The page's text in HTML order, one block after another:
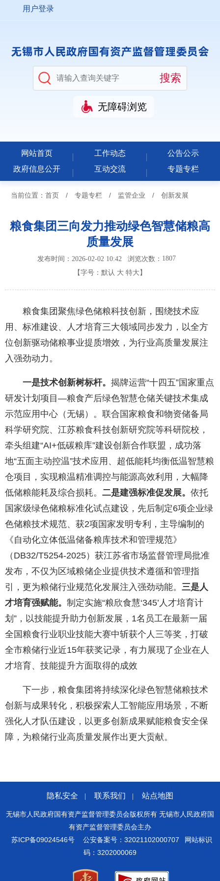
用户登录
无障碍浏览
网站首页 工作动态
公告公示
政府信息公开
互动交流 专题专栏
当前位置： 首页 / 专题专栏 / 监管企业 / 创新发展
粮食集团三向发力推动绿色智慧储粮高
质量发展
发布时间：2026-02-02 10:42浏览次数： 1807
【字号： 默认 大 特大 】
粮食集团聚焦绿色储粮科技创新，围绕技术应
用、标准建设、人才培育三大领域同步发力，以全方
位创新驱动储粮事业提质增效，为行业高质量发展注
入强劲动力。
一是技术创新树标杆。 揭牌运营“十四五”国家重点
研发计划项目—粮食产后绿色智慧仓储关键技术集成
示范应用中心（无锡）。联合国家粮食和物资储备局
科学研究院、江苏粮食科技创新研究院等科研院校，
牵头组建“AI+低碳粮库”建设创新合作联盟，成功落
地“五面主动控温”技术应用、超低能耗均衡低温智慧粮
仓项目，实现粮温精准调控与能源高效利用，大幅降
低储粮能耗及综合损耗。 二是建强标准促发展。 依托
国家级绿色储粮标准化试点建设，先后制定6项企业绿
色储粮技术规范、获2项国家发明专利，主导编制的
《自动化立体低温储备粮库技术和管理规范》
（DB32/T5254-2025）获江苏省市场监督管理局批准
发布，不仅为区域粮储企业提供技术遵循和管理指
引，更为粮储行业规范化发展注入强劲动能。 三是人
才培育强赋能。 制定实施“粮欣食慧‘345’人才培育计
划”，以技能提升助力创新发展，1名员工在最新一届
全国粮食行业职业技能大赛中斩获个人三等奖，打破
全市粮储行业近15年获奖记录，有力展现了企业在人
才培育、技能提升方面取得的成效
下一步，粮食集团将持续深化绿色智慧储粮技术
创新与成果转化，积极探索人工智能应用场景，不断
强化人才队伍建设，以更多创新成果赋能粮食安全保
障，为粮储行业高质量发展作出更大贡献。
隐私安全 联系我们 站点地图
无锡市人民政府国有资产监督管理委员会版权所有 无锡市人民政府国
有资产监督管理委员会主办
苏ICP备09024546号
公安备案号：32021102000707
网站标识
码：3202000069